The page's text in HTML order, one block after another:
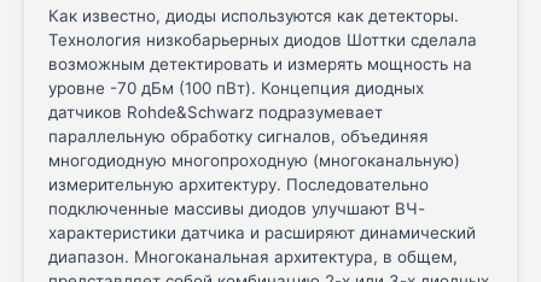
Как известно, диоды используются как детекторы.
Технология низкобарьерных диодов Шоттки сделала
возможным детектировать и измерять мощность на
уровне -70 дБм (100 пВт). Концепция диодных
датчиков Rohde&Schwarz подразумевает
параллельную обработку сигналов, объединяя
многодиодную многопроходную (многоканальную)
измерительную архитектуру. Последовательно
подключенные массивы диодов улучшают ВЧ-
характеристики датчика и расширяют динамический
диапазон. Многоканальная архитектура, в общем,